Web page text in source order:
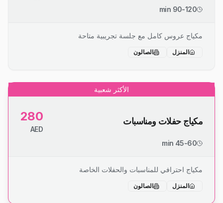
90-120 min
مكياج عروس كامل مع جلسة تجريبية متاحة
المنزل الصالون
الأكثر شعبية
مكياج حفلات ومناسبات 280
AED
45-60 min
مكياج احترافي للمناسبات والحفلات الخاصة
المنزل الصالون